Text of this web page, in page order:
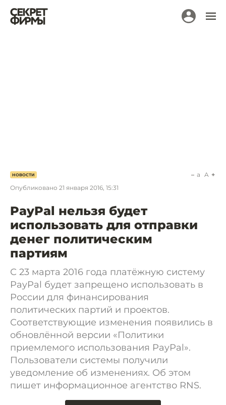
НОВОСТИ
Опубликовано 21 января 2016, 15:31
a A
PayPal нельзя будет
использовать для отправки
денег политическим
партиям
С 23 марта 2016 года платёжную систему
PayPal будет запрещено использовать в
России для финансирования
политических партий и проектов.
Соответствующие изменения появились в
обновлённой версии «Политики
приемлемого использования PayPal».
Пользователи системы получили
уведомление об изменениях. Об этом
пишет информационное агентство RNS.